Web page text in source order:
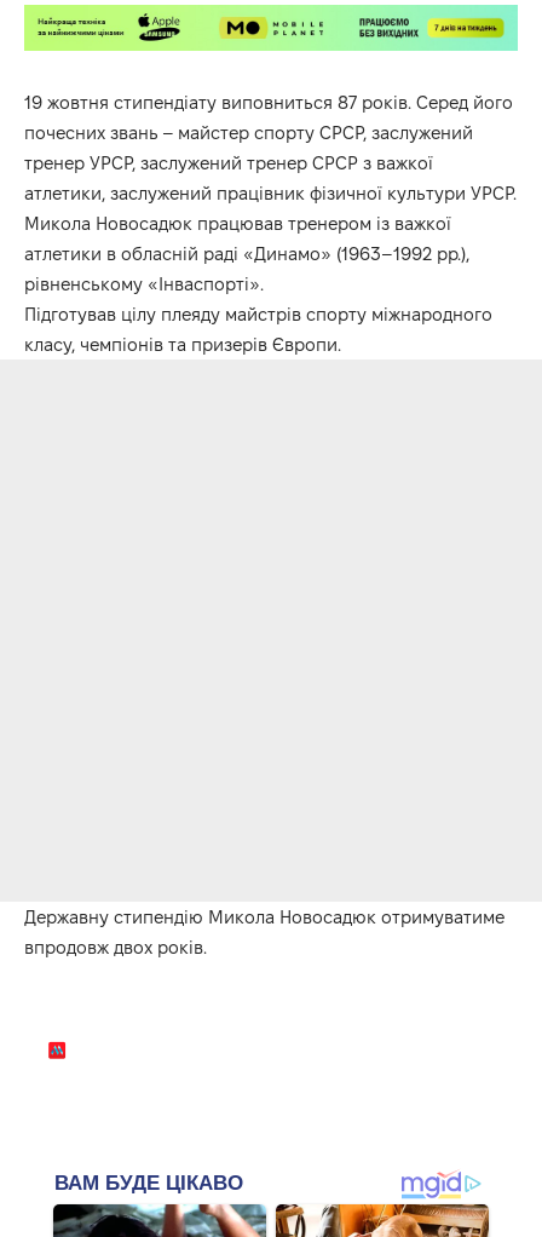
19 жовтня стипендіату виповниться 87 років. Серед його
почесних звань – майстер спорту СРСР, заслужений
тренер УРСР, заслужений тренер СРСР з важкої
атлетики, заслужений працівник фізичної культури УРСР.
Микола Новосадюк працював тренером із важкої
атлетики в обласній раді «Динамо» (1963–1992 рр.),
рівненському «Інваспорті».
Підготував цілу плеяду майстрів спорту міжнародного
класу, чемпіонів та призерів Європи.
Державну стипендію Микола Новосадюк отримуватиме
впродовж двох років.